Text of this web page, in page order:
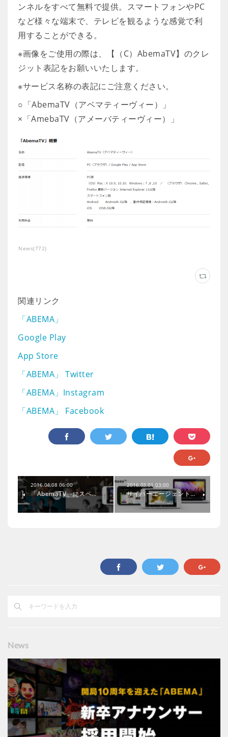
ンネルをすべて無料で提供。スマートフォンやPC
など様々な端末で、テレビを観るような感覚で利
用することができる。
※画像をご使用の際は、【（C）AbemaTV】のクレ
ジット表記をお願いいたします。
※サービス名称の表記にご注意ください。
○「AbemaTV（アベマティーヴィー）」
×「AmebaTV（アメーバティーヴィー）」
News(772)
関連リンク
「ABEMA」
Google Play
App Store
「ABEMA」 Twitter
「ABEMA」Instagram
「ABEMA」 Facebook
2016.04.08 06:00
「AbemaTV」にスペ…
2016.03.01 03:00
サイバーエージェント…
News